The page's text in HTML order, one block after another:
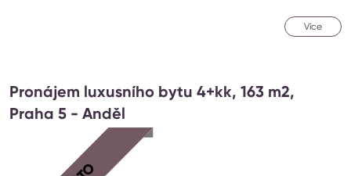
Více
Pronájem luxusního bytu 4+kk, 163 m2,
Praha 5 - Anděl